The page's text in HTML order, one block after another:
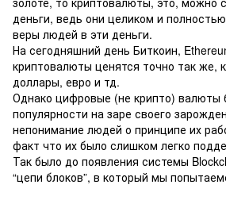
деньги, ведь они целиком и
веры людей в эти деньги.
На сегодняшний день Биткоин,
криптовалюты ценятся точно так же,
доллары, евро и тд.
Однако цифровые (не крипто) валюты
популярности на заре своего
непонимание людей о принципе их
факт что их было слишком легко
Так было до появления системы
“цепи блоков”, в который мы